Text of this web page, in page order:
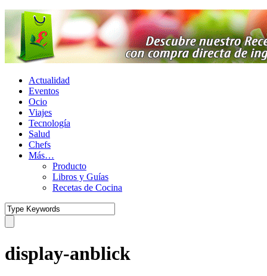
Actualidad
Eventos
Ocio
Viajes
Tecnología
Salud
Chefs
Más…
Producto
Libros y Guías
Recetas de Cocina
display-anblick